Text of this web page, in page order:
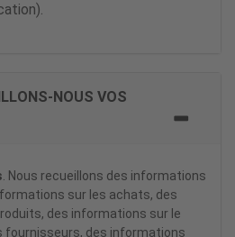
NOUS VOS
. Nous recueillons des informations
sur les achats, des
des informations sur le
fournisseurs, des informations